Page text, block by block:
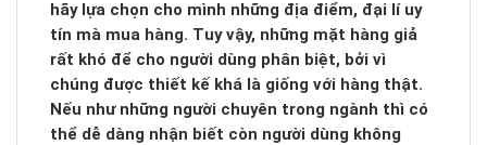
hãy lựa chọn cho mình những địa điểm, đại lí uy
tín mà mua hàng. Tuy vậy, những mặt hàng giả
rất khó để cho người dùng phân biệt, bởi vì
chúng được thiết kế khá là giống với hàng thật.
Nếu như những người chuyên trong ngành thì có
thể dễ dàng nhận biết còn người dùng không